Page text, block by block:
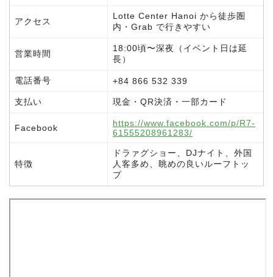
アクセス
Lotte Center Hanoi から徒歩圏
内・Grab で行きやすい
営業時間
18:00頃〜深夜（イベント日は延
長）
電話番号 +84 866 532 339
支払い 現金・QR決済・一部カード
Facebook
https://www.facebook.com/p/R7-
61555208961283/
特徴
ドラァグショー、DJナイト、外国
人客多め、眺めの良いルーフトッ
プ